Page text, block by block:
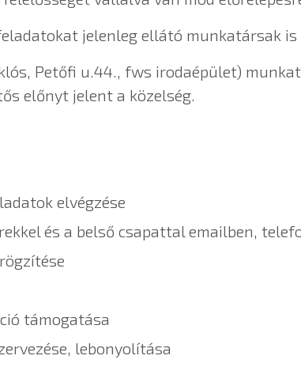
jelenleg ellátó munkatársak is
Petőfi u.44., fws irodaépület)
előnyt jelent a közelség.
elvégzése
és a belső csapattal emailben,
támogatása
lebonyolítása